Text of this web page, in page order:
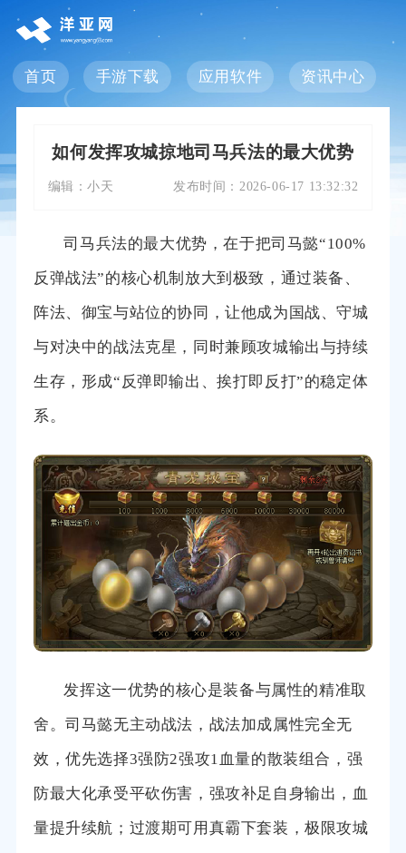
首页 手游下载 应用软件 资讯中心
如何发挥攻城掠地司马兵法的最大优势
编辑：小天 发布时间： 2026-06-17 13:32:32
司马兵法的最大优势，在于把司马懿“100%
反弹战法”的核心机制放大到极致，通过装备、
阵法、御宝与站位的协同，让他成为国战、守城
与对决中的战法克星，同时兼顾攻城输出与持续
生存，形成“反弹即输出、挨打即反打”的稳定体
系。
发挥这一优势的核心是装备与属性的精准取
舍。司马懿无主动战法，战法加成属性完全无
效，优先选择3强防2强攻1血量的散装组合，强
防最大化承受平砍伤害，强攻补足自身输出，血
量提升续航；过渡期可用真霸下套装，极限攻城